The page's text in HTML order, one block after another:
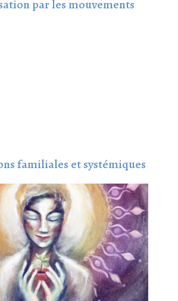
par les mouvements
familiales et systémiques